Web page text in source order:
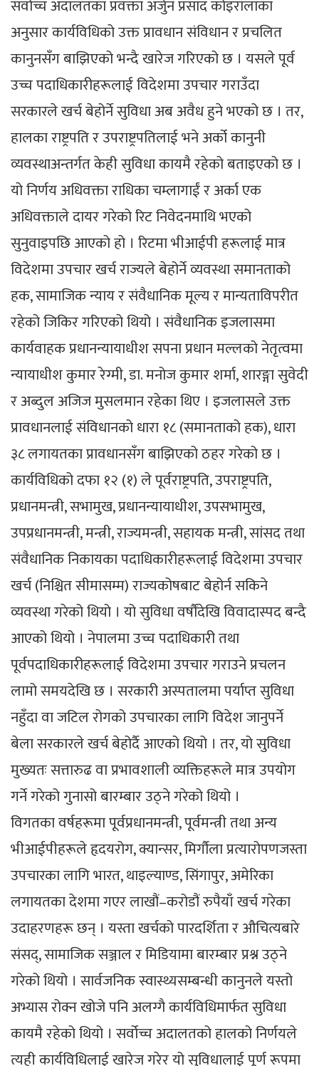
सर्वोच्च अदालतका प्रवक्ता अर्जुन प्रसाद कोइरालाका
अनुसार कार्यविधिको उक्त प्रावधान संविधान र प्रचलित
कानुनसँग बाझिएको भन्दै खारेज गरिएको छ । यसले पूर्व
उच्च पदाधिकारीहरूलाई विदेशमा उपचार गराउँदा
सरकारले खर्च बेहोर्ने सुविधा अब अवैध हुने भएको छ । तर,
हालका राष्ट्रपति र उपराष्ट्रपतिलाई भने अर्को कानुनी
व्यवस्थाअन्तर्गत केही सुविधा कायमै रहेको बताइएको छ ।
यो निर्णय अधिवक्ता राधिका चम्लागाईं र अर्का एक
अधिवक्ताले दायर गरेको रिट निवेदनमाथि भएको
सुनुवाइपछि आएको हो । रिटमा भीआईपी हरूलाई मात्र
विदेशमा उपचार खर्च राज्यले बेहोर्ने व्यवस्था समानताको
हक, सामाजिक न्याय र संवैधानिक मूल्य र मान्यताविपरीत
रहेको जिकिर गरिएको थियो । संवैधानिक इजलासमा
कार्यवाहक प्रधानन्यायाधीश सपना प्रधान मल्लको नेतृत्वमा
न्यायाधीश कुमार रेग्मी, डा. मनोज कुमार शर्मा, शारङ्गा सुवेदी
र अब्दुल अजिज मुसलमान रहेका थिए । इजलासले उक्त
प्रावधानलाई संविधानको धारा १८ (समानताको हक), धारा
३८ लगायतका प्रावधानसँग बाझिएको ठहर गरेको छ ।
कार्यविधिको दफा १२ (१) ले पूर्वराष्ट्रपति, उपराष्ट्रपति,
प्रधानमन्त्री, सभामुख, प्रधानन्यायाधीश, उपसभामुख,
उपप्रधानमन्त्री, मन्त्री, राज्यमन्त्री, सहायक मन्त्री, सांसद तथा
संवैधानिक निकायका पदाधिकारीहरूलाई विदेशमा उपचार
खर्च (निश्चित सीमासम्म) राज्यकोषबाट बेहोर्न सकिने
व्यवस्था गरेको थियो । यो सुविधा वर्षौंदेखि विवादास्पद बन्दै
आएको थियो । नेपालमा उच्च पदाधिकारी तथा
पूर्वपदाधिकारीहरूलाई विदेशमा उपचार गराउने प्रचलन
लामो समयदेखि छ । सरकारी अस्पतालमा पर्याप्त सुविधा
नहुँदा वा जटिल रोगको उपचारका लागि विदेश जानुपर्ने
बेला सरकारले खर्च बेहोर्दै आएको थियो । तर, यो सुविधा
मुख्यतः सत्तारुढ वा प्रभावशाली व्यक्तिहरूले मात्र उपयोग
गर्ने गरेको गुनासो बारम्बार उठ्ने गरेको थियो ।
विगतका वर्षहरूमा पूर्वप्रधानमन्त्री, पूर्वमन्त्री तथा अन्य
भीआईपीहरूले हृदयरोग, क्यान्सर, मिर्गौला प्रत्यारोपणजस्ता
उपचारका लागि भारत, थाइल्याण्ड, सिंगापुर, अमेरिका
लगायतका देशमा गएर लाखौं–करोडौं रुपैयाँ खर्च गरेका
उदाहरणहरू छन् । यस्ता खर्चको पारदर्शिता र औचित्यबारे
संसद्, सामाजिक सञ्जाल र मिडियामा बारम्बार प्रश्न उठ्ने
गरेको थियो । सार्वजनिक स्वास्थ्यसम्बन्धी कानुनले यस्तो
अभ्यास रोक्न खोजे पनि अलग्गै कार्यविधिमार्फत सुविधा
कायमै रहेको थियो । सर्वोच्च अदालतको हालको निर्णयले
त्यही कार्यविधिलाई खारेज गरेर यो सुविधालाई पूर्ण रूपमा